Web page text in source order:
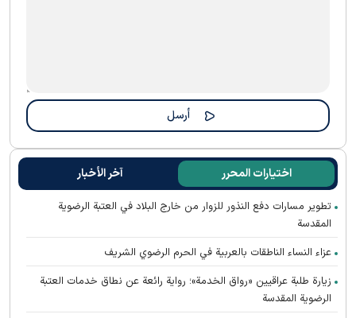
اختيارات المحرر آخر الأخبار
تطوير مسارات دفع النذور للزوار من خارج البلاد في العتبة الرضوية
المقدسة
عزاء النساء الناطقات بالعربية في الحرم الرضوي الشريف
زيارة طلبة عراقيين «رواق الخدمة»؛ رواية رائعة عن نطاق خدمات العتبة
الرضوية المقدسة